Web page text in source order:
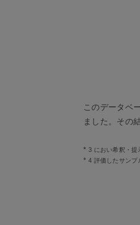
このデータベ
ました。その
* 3 におい希釈・提
* 4 評価したサンプ